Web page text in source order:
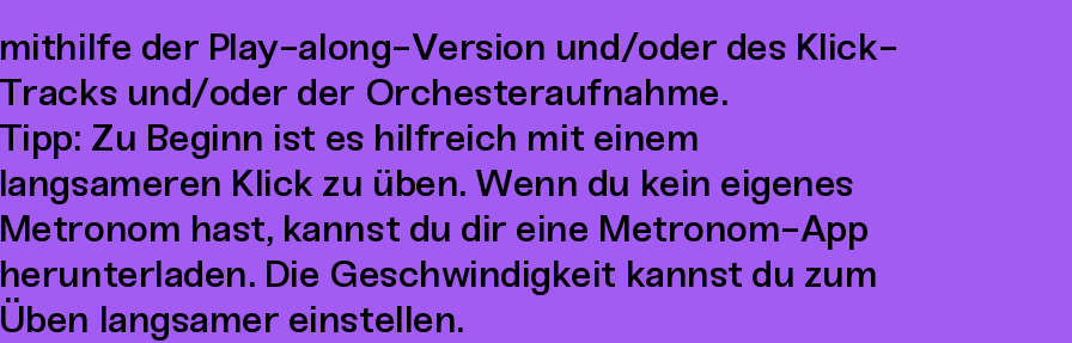
der Play-along-Version und/oder des Klick-
und/oder der Orchesteraufnahme.
Zu Beginn ist es hilfreich mit einem
Klick zu üben. Wenn du kein eigenes
hast, kannst du dir eine Metronom-App
Die Geschwindigkeit kannst du zum
langsamer einstellen.